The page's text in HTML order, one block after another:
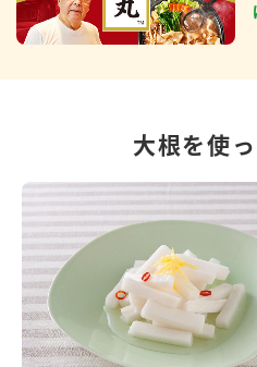
大根を使